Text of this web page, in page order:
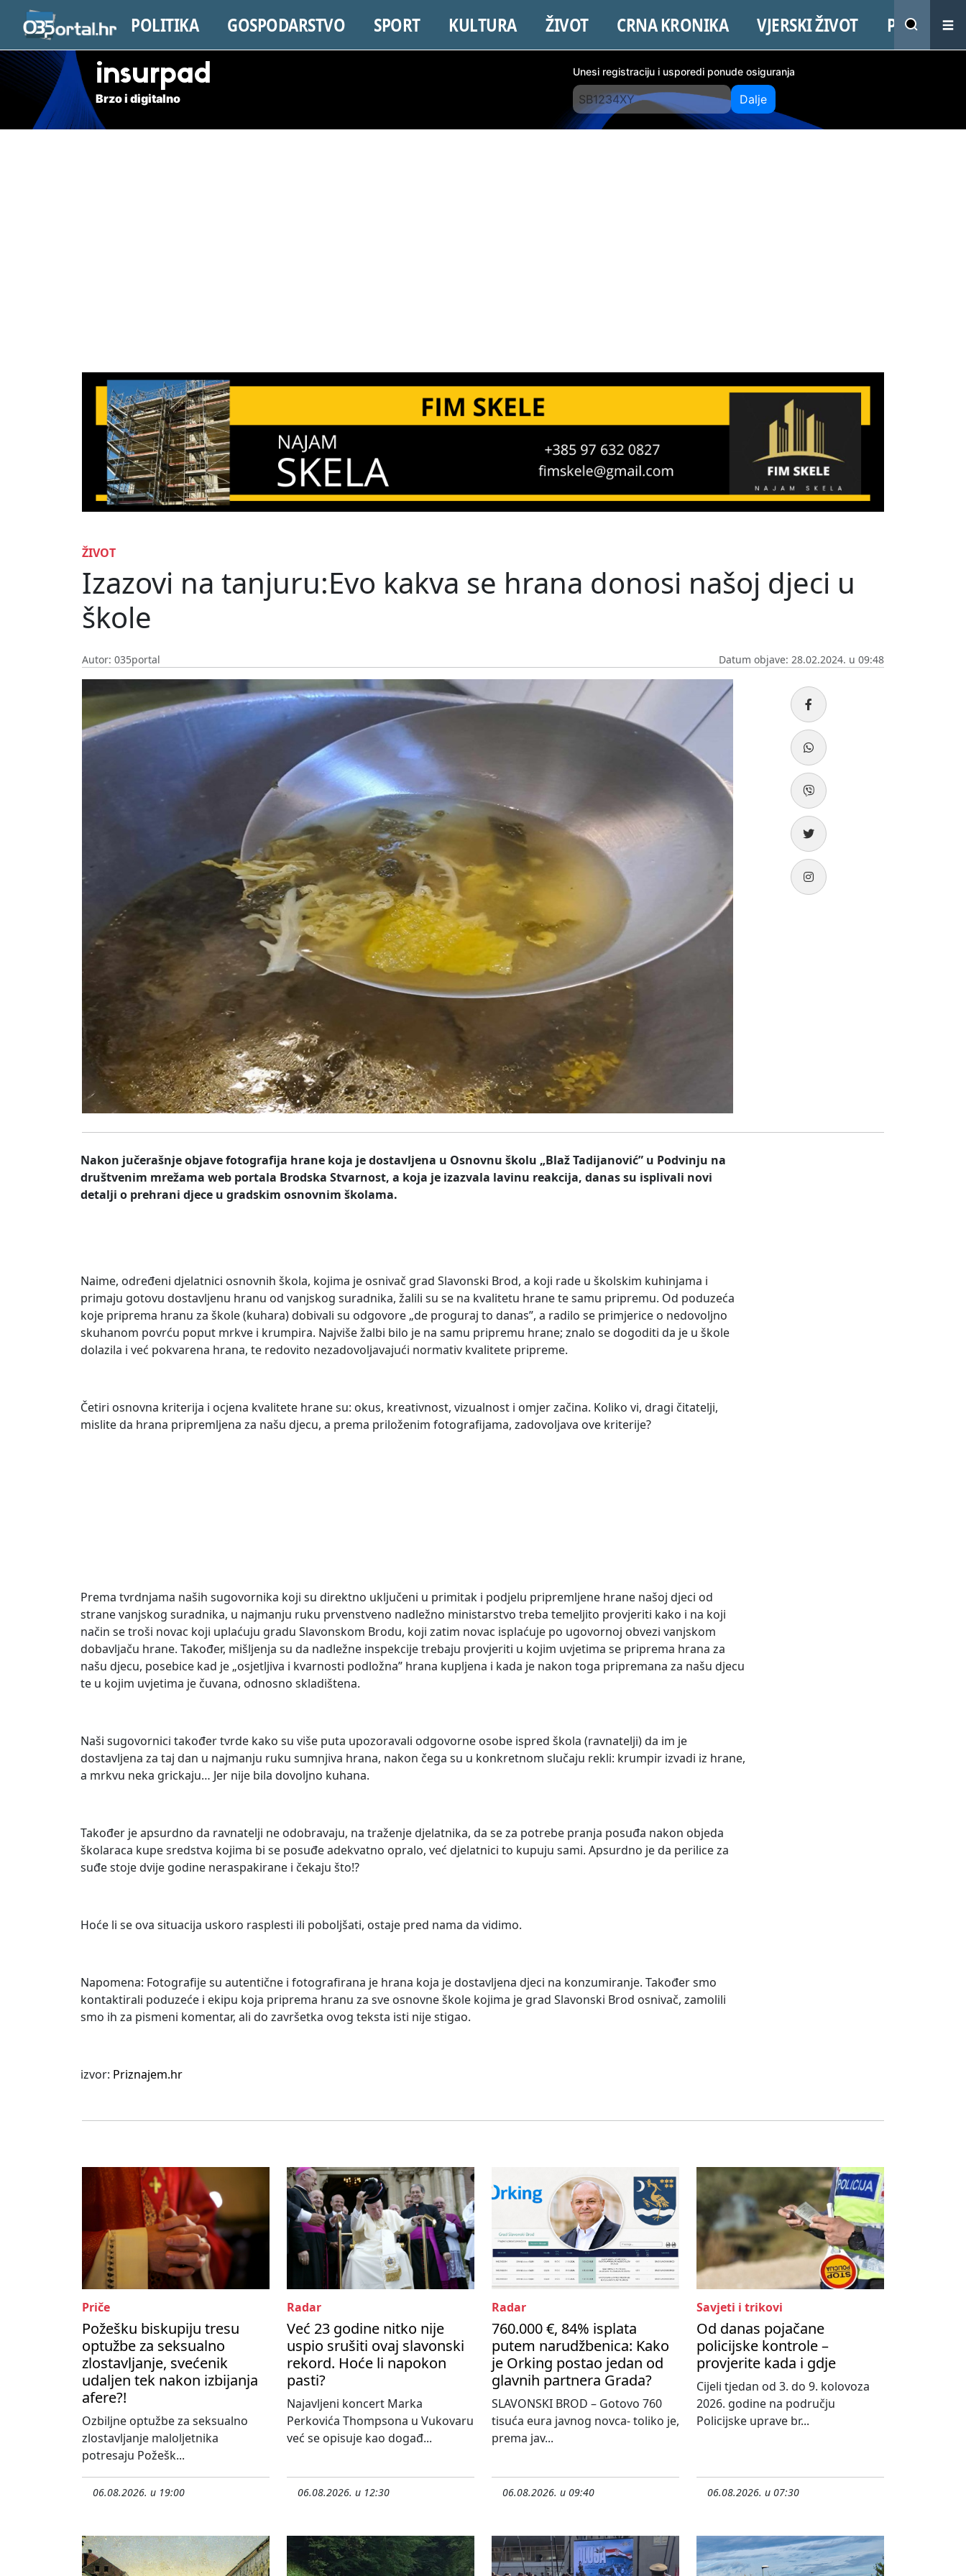
POLITIKA GOSPODARSTVO SPORT KULTURA ŽIVOT CRNA KRONIKA VJERSKI ŽIVOT PROMO
insurpad
Brzo i digitalno
Unesi registraciju i usporedi ponude osiguranja
Dalje
ŽIVOT
Izazovi na tanjuru:Evo kakva se hrana donosi našoj djeci u
škole
Autor: 035portal Datum objave: 28.02.2024. u 09:48
Nakon jučerašnje objave fotografija hrane koja je dostavljena u Osnovnu školu „Blaž Tadijanović” u Podvinju na
društvenim mrežama web portala Brodska Stvarnost, a koja je izazvala lavinu reakcija, danas su isplivali novi
detalji o prehrani djece u gradskim osnovnim školama.
Naime, određeni djelatnici osnovnih škola, kojima je osnivač grad Slavonski Brod, a koji rade u školskim kuhinjama i
primaju gotovu dostavljenu hranu od vanjskog suradnika, žalili su se na kvalitetu hrane te samu pripremu. Od poduzeća
koje priprema hranu za škole (kuhara) dobivali su odgovore „de proguraj to danas”, a radilo se primjerice o nedovoljno
skuhanom povrću poput mrkve i krumpira. Najviše žalbi bilo je na samu pripremu hrane; znalo se dogoditi da je u škole
dolazila i već pokvarena hrana, te redovito nezadovoljavajući normativ kvalitete pripreme.
Četiri osnovna kriterija i ocjena kvalitete hrane su: okus, kreativnost, vizualnost i omjer začina. Koliko vi, dragi čitatelji,
mislite da hrana pripremljena za našu djecu, a prema priloženim fotografijama, zadovoljava ove kriterije?
Prema tvrdnjama naših sugovornika koji su direktno uključeni u primitak i podjelu pripremljene hrane našoj djeci od
strane vanjskog suradnika, u najmanju ruku prvenstveno nadležno ministarstvo treba temeljito provjeriti kako i na koji
način se troši novac koji uplaćuju gradu Slavonskom Brodu, koji zatim novac isplaćuje po ugovornoj obvezi vanjskom
dobavljaču hrane. Također, mišljenja su da nadležne inspekcije trebaju provjeriti u kojim uvjetima se priprema hrana za
našu djecu, posebice kad je „osjetljiva i kvarnosti podložna” hrana kupljena i kada je nakon toga pripremana za našu djecu
te u kojim uvjetima je čuvana, odnosno skladištena.
Naši sugovornici također tvrde kako su više puta upozoravali odgovorne osobe ispred škola (ravnatelji) da im je
dostavljena za taj dan u najmanju ruku sumnjiva hrana, nakon čega su u konkretnom slučaju rekli: krumpir izvadi iz hrane,
a mrkvu neka grickaju… Jer nije bila dovoljno kuhana.
Također je apsurdno da ravnatelji ne odobravaju, na traženje djelatnika, da se za potrebe pranja posuđa nakon objeda
školaraca kupe sredstva kojima bi se posuđe adekvatno opralo, već djelatnici to kupuju sami. Apsurdno je da perilice za
suđe stoje dvije godine neraspakirane i čekaju što!?
Hoće li se ova situacija uskoro rasplesti ili poboljšati, ostaje pred nama da vidimo.
Napomena: Fotografije su autentične i fotografirana je hrana koja je dostavljena djeci na konzumiranje. Također smo
kontaktirali poduzeće i ekipu koja priprema hranu za sve osnovne škole kojima je grad Slavonski Brod osnivač, zamolili
smo ih za pismeni komentar, ali do završetka ovog teksta isti nije stigao.
izvor: Priznajem.hr
Priče
Požešku biskupiju tresu
optužbe za seksualno
zlostavljanje, svećenik
udaljen tek nakon izbijanja
afere?!
Ozbiljne optužbe za seksualno
zlostavljanje maloljetnika
potresaju Požešk...
06.08.2026. u 19:00
Radar
Već 23 godine nitko nije
uspio srušiti ovaj slavonski
rekord. Hoće li napokon
pasti?
Najavljeni koncert Marka
Perkovića Thompsona u Vukovaru
već se opisuje kao događ...
06.08.2026. u 12:30
Radar
760.000 €, 84% isplata
putem narudžbenica: Kako
je Orking postao jedan od
glavnih partnera Grada?
SLAVONSKI BROD – Gotovo 760
tisuća eura javnog novca- toliko je,
prema jav...
06.08.2026. u 09:40
Savjeti i trikovi
Od danas pojačane
policijske kontrole –
provjerite kada i gdje
Cijeli tjedan od 3. do 9. kolovoza
2026. godine na području
Policijske uprave br...
06.08.2026. u 07:30